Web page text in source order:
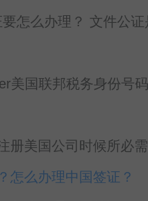
怎么办理？ 文件公
美国联邦税务身份号
册美国公司时候所必
怎么办理中国签证？